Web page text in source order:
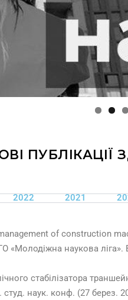
ПУБЛІКАЦІЇ
2022 2021
of construction
«Молодіжна наукова
стабілізатора
студ. наук. конф. (27 берез.